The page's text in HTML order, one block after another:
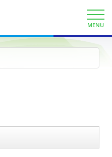
MENU